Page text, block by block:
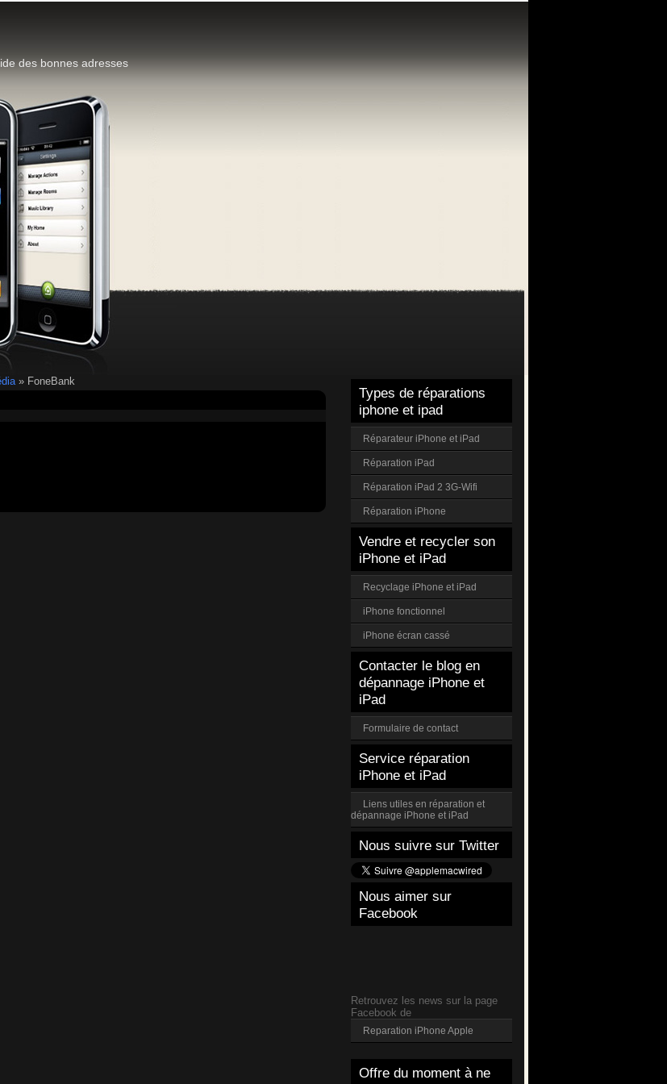
des bonnes adresses
» FoneBank
Types de réparations
iphone et ipad
Réparateur iPhone et iPad
Réparation iPad
Réparation iPad 2 3G-Wifi
Réparation iPhone
Vendre et recycler son
iPhone et iPad
Recyclage iPhone et iPad
iPhone fonctionnel
iPhone écran cassé
Contacter le blog en
dépannage iPhone et
iPad
Formulaire de contact
Service réparation
iPhone et iPad
Liens utiles en réparation et
dépannage iPhone et iPad
Nous suivre sur Twitter
Nous aimer sur
Facebook
Retrouvez les news sur la page
Facebook de
Reparation iPhone Apple
Offre du moment à ne